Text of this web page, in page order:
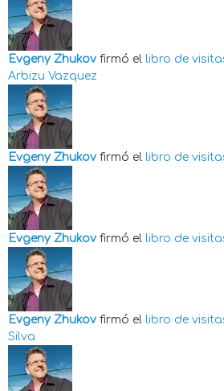
Evgeny Zhukov firmó el libro de
Arbizu Vazquez
Evgeny Zhukov firmó el libro de
Evgeny Zhukov firmó el libro de
Evgeny Zhukov firmó el libro de
Silva